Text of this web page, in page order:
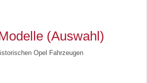
(Auswahl)
Opel Fahrzeugen